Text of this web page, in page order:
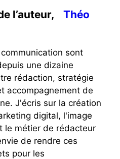
l’auteur,
Théo
sont
une dizaine
rédaction, stratégie
accompagnement de
J'écris sur la création
digital, l'image
le métier de rédacteur
de rendre ces
pour les